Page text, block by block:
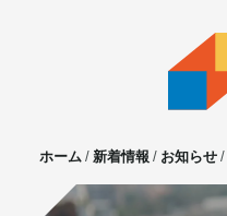
ホーム 新着情報 お知らせ